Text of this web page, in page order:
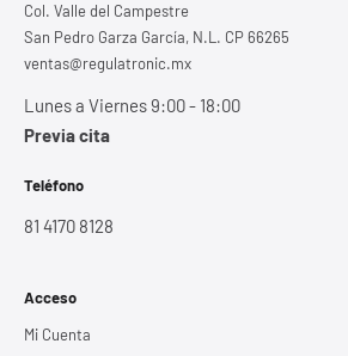
Col. Valle del Campestre
San Pedro Garza García, N.L. CP 66265
ventas@regulatronic.mx
Lunes a Viernes 9:00 - 18:00
Previa cita
Teléfono
81 4170 8128
Acceso
Mi Cuenta